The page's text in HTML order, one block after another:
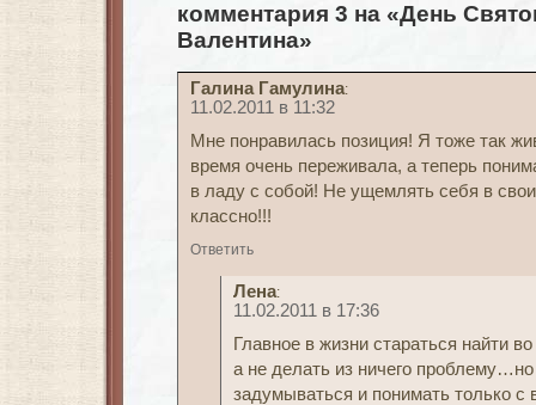
комментария 3 на «День
Валентина»
Галина Гамулина:
11.02.2011 в 11:32
Мне понравилась позиция! Я тоже так
время очень переживала, а теперь
в ладу с собой! Не ущемлять себя в
классно!!!
Ответить
Лена:
11.02.2011 в 17:36
Главное в жизни стараться найти
а не делать из ничего
задумываться и понимать только с